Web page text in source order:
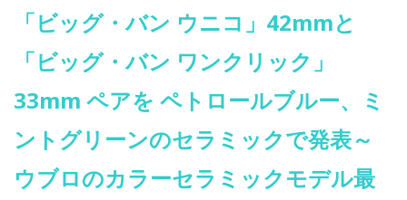
「ビッグ・バン ウニコ」42mmと
「ビッグ・バン ワンクリック」
33mm ペアを ペトロールブルー、ミ
ントグリーンのセラミックで発表～
ウブロのカラーセラミックモデル最